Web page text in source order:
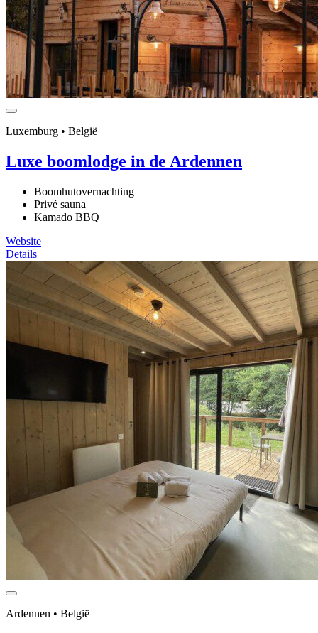
Luxemburg • België
Luxe boomlodge in de Ardennen
Boomhutovernachting
Privé sauna
Kamado BBQ
Website
Details
Ardennen • België